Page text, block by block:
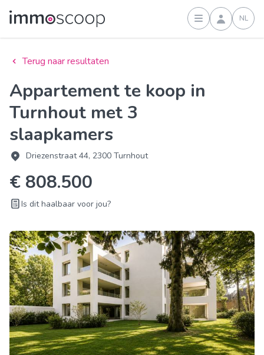
Inloggen
NL
Terug naar resultaten
Appartement te koop in
Turnhout met 3
slaapkamers
Driezenstraat 44, 2300 Turnhout
€ 808.500
Is dit haalbaar voor jou?